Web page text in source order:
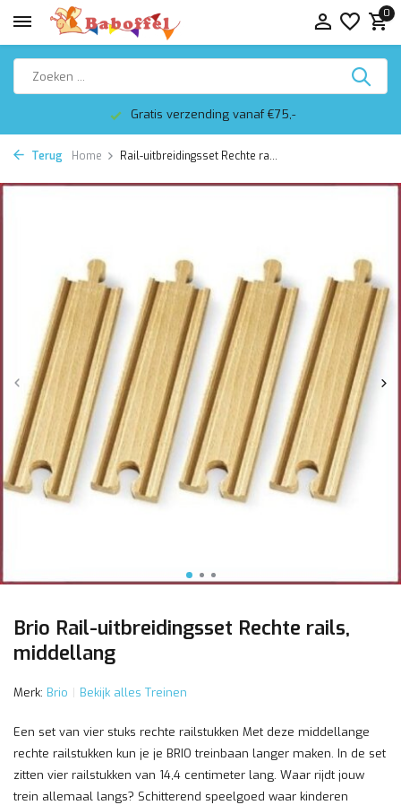
0
Gratis verzending vanaf €75,-
Terug Home Rail-uitbreidingsset Rechte ra...
Brio Rail-uitbreidingsset Rechte rails,
middellang
Merk: Brio Bekijk alles Treinen
Een set van vier stuks rechte railstukken Met deze middellange
rechte railstukken kun je je BRIO treinbaan langer maken. In de set
zitten vier railstukken van 14,4 centimeter lang. Waar rijdt jouw
trein allemaal langs? Schitterend speelgoed waar kinderen